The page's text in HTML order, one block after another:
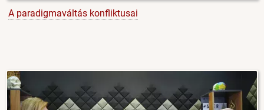
A paradigmaváltás konfliktusai